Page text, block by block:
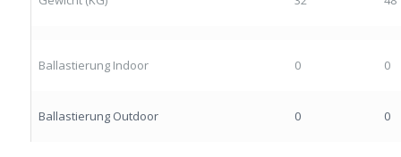
Ballastierung Indoor 0 0
Ballastierung Outdoor 0 0